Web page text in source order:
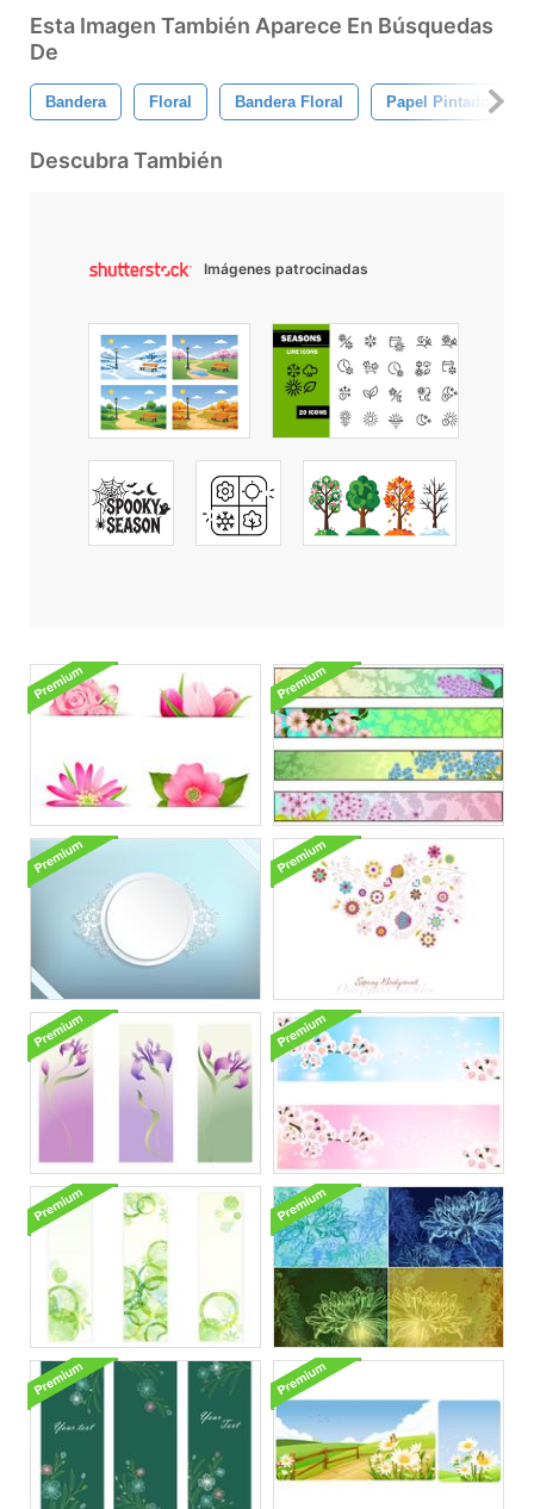
Esta Imagen También Aparece En Búsquedas
De
Bandera Floral Bandera Floral Papel Pintado
Descubra También
Imágenes patrocinadas